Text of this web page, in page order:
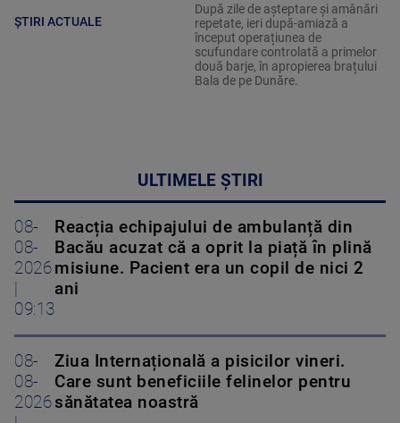
ȘTIRI ACTUALE
După zile de așteptare și amânări
repetate, ieri după-amiază a
început operațiunea de
scufundare controlată a primelor
două barje, în apropierea brațului
Bala de pe Dunăre.
ULTIMELE ȘTIRI
08-
08-
2026
09:13
Reacția echipajului de ambulanță din
Bacău acuzat că a oprit la piață în plină
misiune. Pacient era un copil de nici 2
ani
08-
08-
2026
Ziua Internațională a pisicilor vineri.
Care sunt beneficiile felinelor pentru
sănătatea noastră